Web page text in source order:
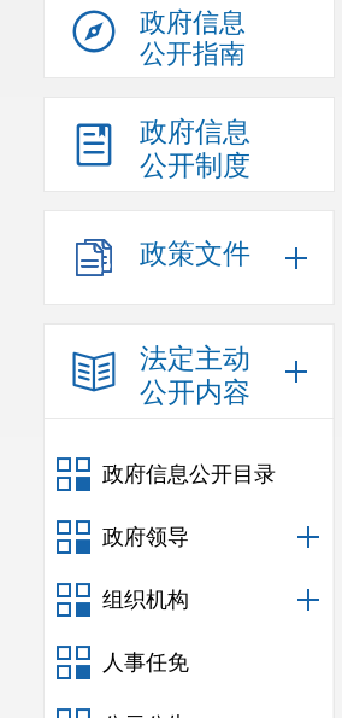
政府信息
公开指南
政府信息
公开制度
政策文件
法定主动
公开内容
政府信息公开目录
政府领导
组织机构
人事任免